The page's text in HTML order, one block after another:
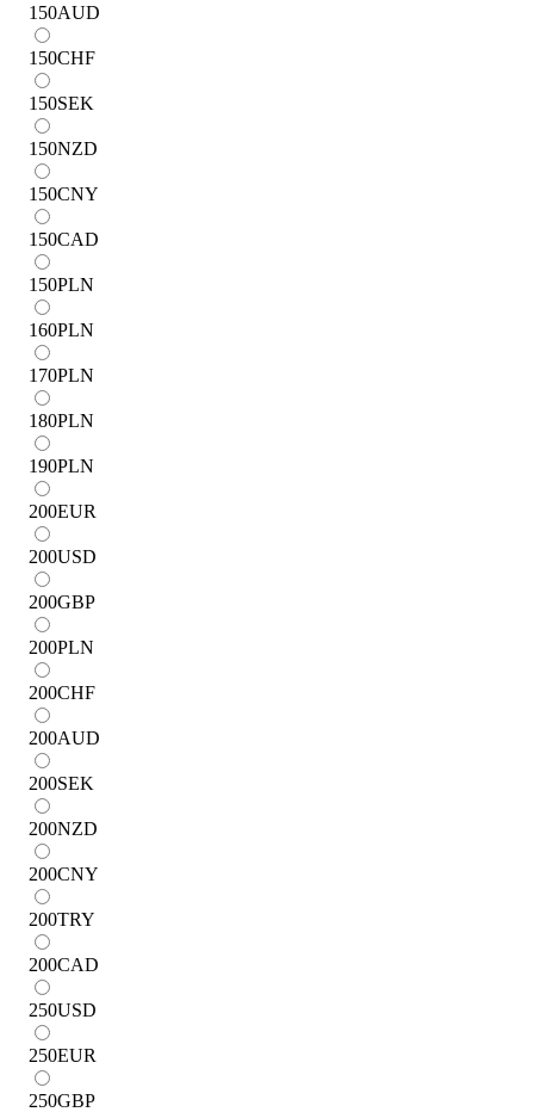
150AUD
150CHF
150SEK
150NZD
150CNY
150CAD
150PLN
160PLN
170PLN
180PLN
190PLN
200EUR
200USD
200GBP
200PLN
200CHF
200AUD
200SEK
200NZD
200CNY
200TRY
200CAD
250USD
250EUR
250GBP